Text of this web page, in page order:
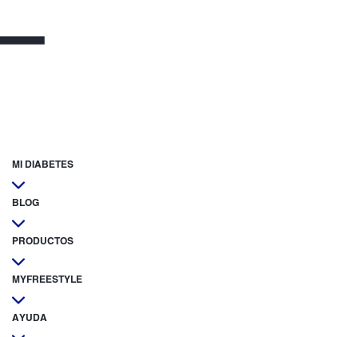
MI DIABETES
BLOG
PRODUCTOS
MYFREESTYLE
AYUDA